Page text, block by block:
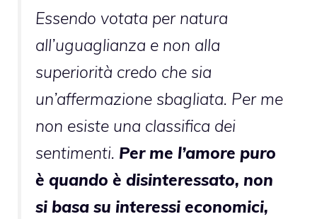
Essendo votata per natura
all’uguaglianza e non alla
superiorità credo che sia
un’affermazione sbagliata. Per me
non esiste una classifica dei
sentimenti. Per me l’amore puro
è quando è disinteressato, non
si basa su interessi economici,